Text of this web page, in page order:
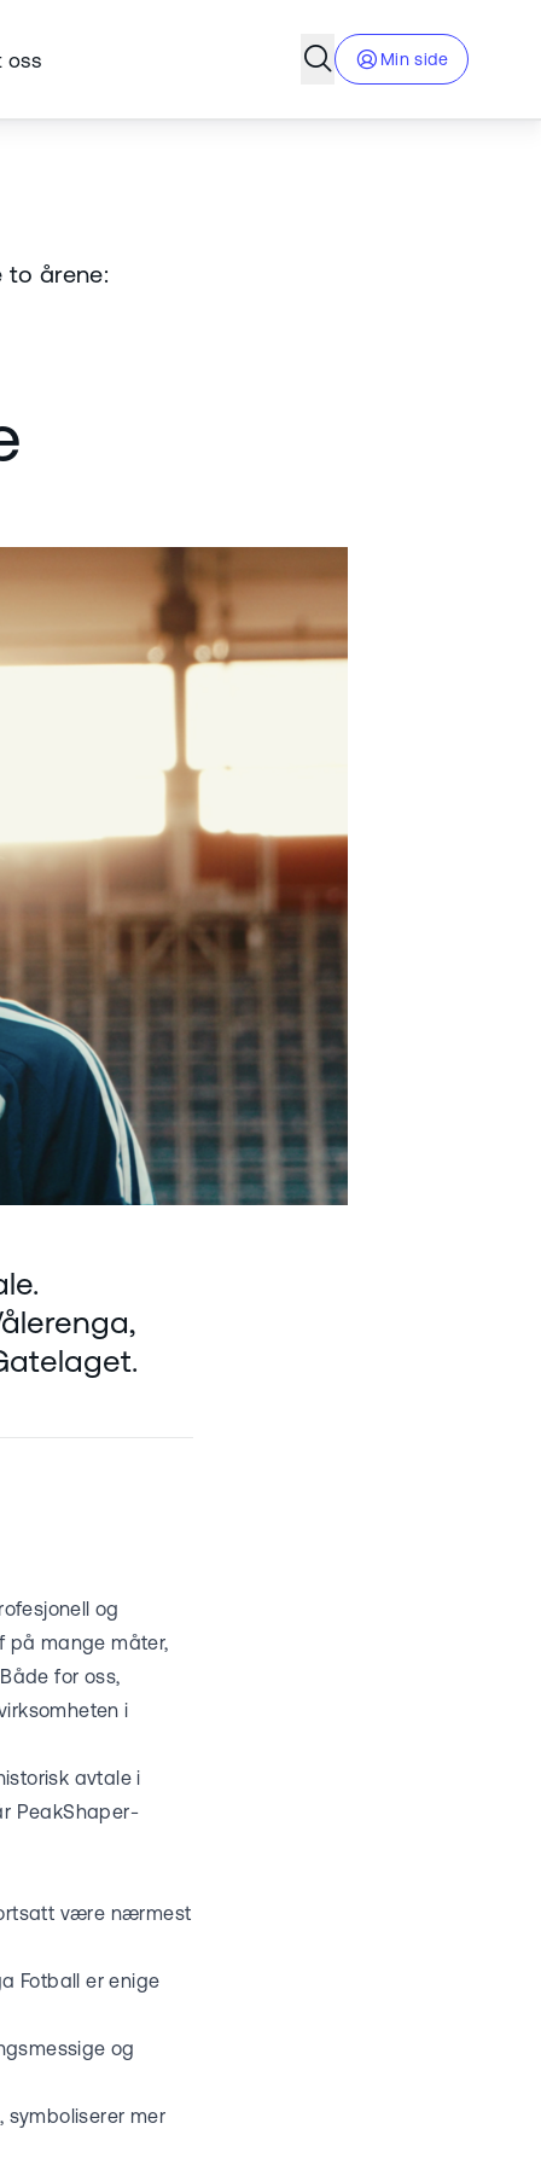
oss Åpne søkefelt
Min side
årene:
og
på mange måter,
for oss,
i
avtale i
PeakShaper-
være nærmest
Fotball er enige
og
mer